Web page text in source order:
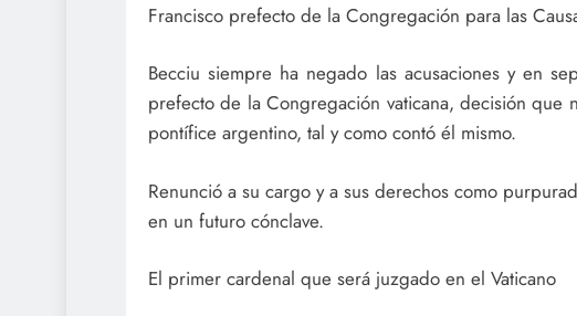
Francisco prefecto de la Congregación para las
Becciu siempre ha negado las acusaciones y en
prefecto de la Congregación vaticana, decisión que
pontífice argentino, tal y como contó él mismo.
Renunció a su cargo y a sus derechos como
en un futuro cónclave.
El primer cardenal que será juzgado en el Vaticano